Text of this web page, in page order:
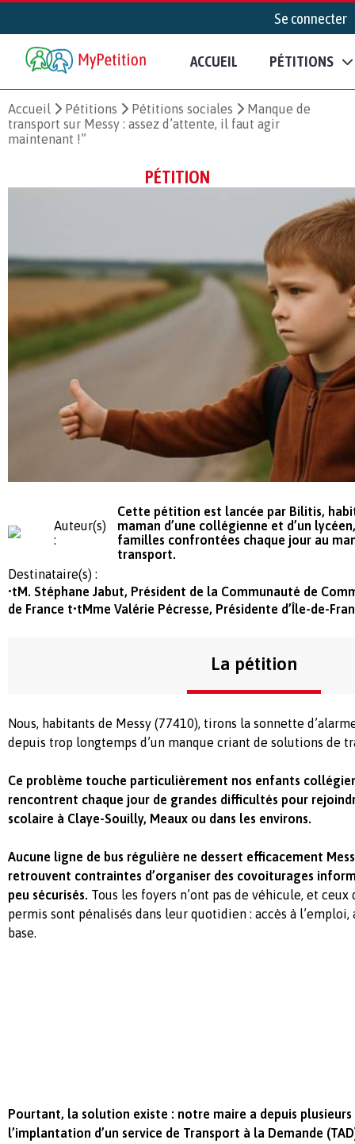
Se connecter
ACCUEIL PÉTITIONS
Accueil Pétitions Pétitions sociales
Manque de
transport sur Messy : assez d’attente, il faut agir
maintenant !”
PÉTITION
Auteur(s)
:
Cette pétition est lancée par Bilitis,
maman d’une collégienne et d’un
familles confrontées chaque jour au
transport.
Destinataire(s) :
•tM. Stéphane Jabut, Président de la Communauté de
de France t•tMme Valérie Pécresse, Présidente d’Île-de-
La pétition
Nous, habitants de Messy (77410), tirons la sonnette
depuis trop longtemps d’un manque criant de solutions de
Ce problème touche particulièrement nos enfants
rencontrent chaque jour de grandes difficultés pour
scolaire à Claye-Souilly, Meaux ou dans les environs.
Aucune ligne de bus régulière ne dessert efficacement
retrouvent contraintes d’organiser des covoiturages
peu sécurisés. Tous les foyers n’ont pas de véhicule, et ceux
permis sont pénalisés dans leur quotidien : accès à l’emploi,
base.
Pourtant, la solution existe : notre maire a depuis plusieurs
l’implantation d’un service de Transport à la Demande